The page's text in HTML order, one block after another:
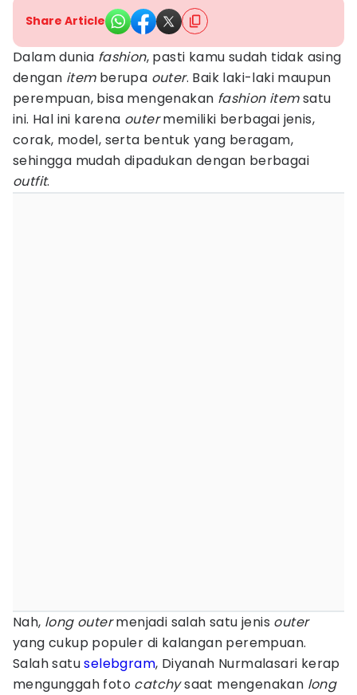
Share Article
Dalam dunia fashion, pasti kamu sudah tidak asing
dengan itemberupa outer. Baik laki-laki maupun
perempuan, bisa mengenakan fashion itemsatu
ini. Hal ini karena outermemiliki berbagai jenis,
corak, model, serta bentuk yang beragam,
sehingga mudah dipadukan dengan berbagai
outfit.
Nah, long outermenjadi salah satu jenis outer
yang cukup populer di kalangan perempuan.
Salah satuselebgram, Diyanah Nurmalasari kerap
mengunggah foto catchysaat mengenakan long